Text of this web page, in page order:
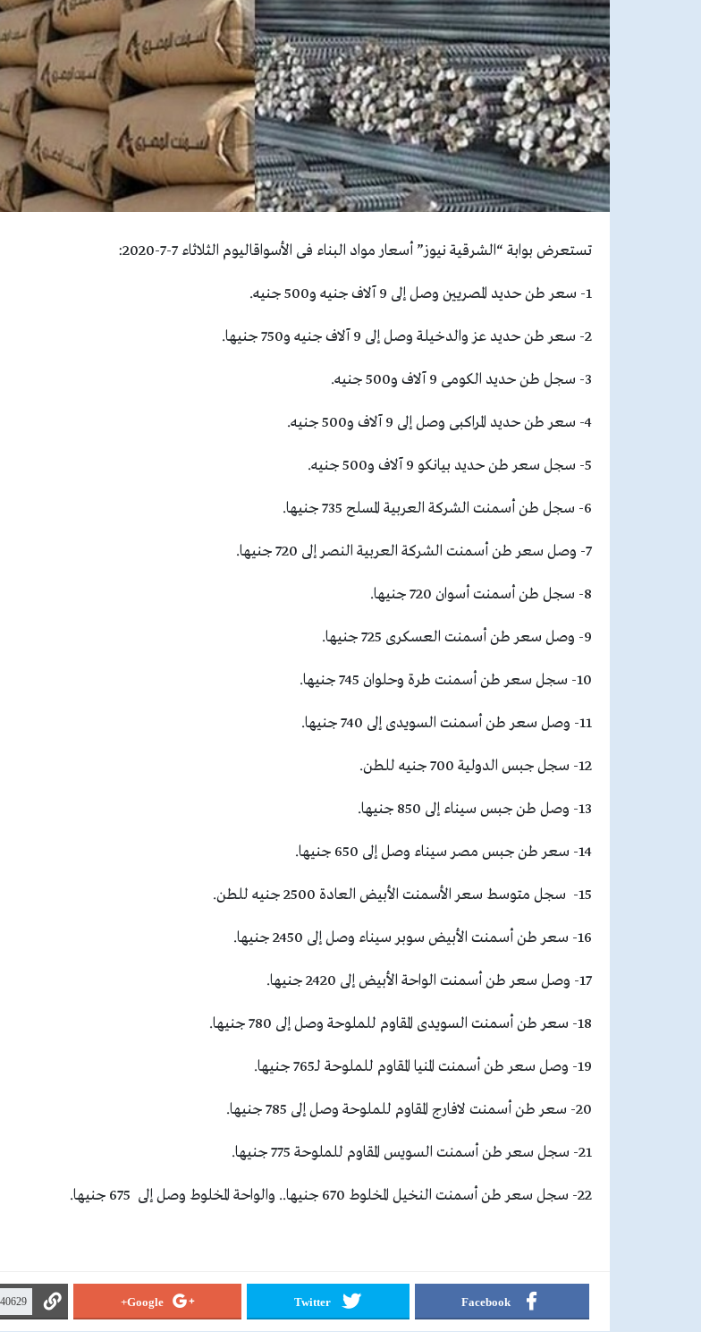
تستعرض بوابة “الشرقية نيوز” أسعار مواد البناء فى الأسواقاليوم الثلاثاء 7-7-2020:
1- سعر طن حديد المصريين وصل إلى 9 آلاف جنيه و500 جنيه.
2- سعر طن حديد عز والدخيلة وصل إلى 9 آلاف جنيه و750 جنيها.
3- سجل طن حديد الكومى 9 آلاف و500 جنيه.
4- سعر طن حديد المراكبى وصل إلى 9 آلاف و500 جنيه.
5- سجل سعر طن حديد بيانكو 9 آلاف و500 جنيه.
6- سجل طن أسمنت الشركة العربية المسلح 735 جنيها.
7- وصل سعر طن أسمنت الشركة العربية النصر إلى 720 جنيها.
8- سجل طن أسمنت أسوان 720 جنيها.
9- وصل سعر طن أسمنت العسكرى 725 جنيها.
10- سجل سعر طن أسمنت طرة وحلوان 745 جنيها.
11- وصل سعر طن أسمنت السويدى إلى 740 جنيها.
12- سجل جبس الدولية 700 جنيه للطن.
13- وصل طن جبس سيناء إلى 850 جنيها.
14- سعر طن جبس مصر سيناء وصل إلى 650 جنيها.
15- سجل متوسط سعر الأسمنت الأبيض العادة 2500 جنيه للطن.
16- سعر طن أسمنت الأبيض سوبر سيناء وصل إلى 2450 جنيها.
17- وصل سعر طن أسمنت الواحة الأبيض إلى 2420 جنيها.
18- سعر طن أسمنت السويدى المقاوم للملوحة وصل إلى 780 جنيها.
19- وصل سعر طن أسمنت المنيا المقاوم للملوحة لـ765 جنيها.
20- سعر طن أسمنت لافارج المقاوم للملوحة وصل إلى 785 جنيها.
21- سجل سعر طن أسمنت السويس المقاوم للملوحة 775 جنيها.
22- سجل سعر طن أسمنت النخيل المخلوط 670 جنيها.. والواحة المخلوط وصل إلى 675 جنيها.
Facebook
Twitter
Google+